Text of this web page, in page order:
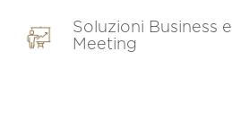
Soluzioni Business e
Meeting